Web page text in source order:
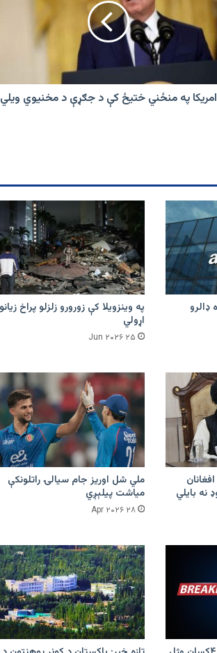
امریکا په منځني ختیځ کې د جګړې د مخنيوي ویلي
ډالرو
په وینزویلا کې زورورو زلزلو پراخ
اړولي
۲۵ Jun ۲۰۲۶
بایلي
ملي شل اوریز جام سیالۍ راتلونکې
میاشت پیلېږي
۲۸ Apr ۲۰۲۶